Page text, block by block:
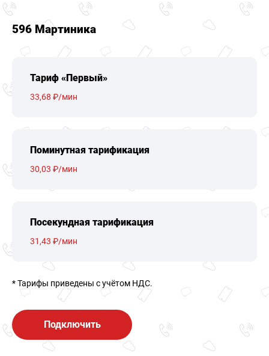
596 Мартиника
Тариф «Первый»
33,68 ₽/мин
Поминутная тарификация
30,03 ₽/мин
Посекундная тарификация
31,43 ₽/мин
* Тарифы приведены c учётом НДС.
Подключить